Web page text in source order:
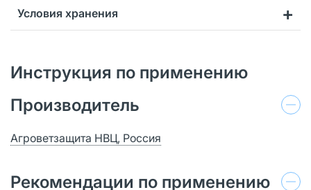
Условия хранения
Инструкция по применению
Производитель
Агроветзащита НВЦ, Россия
Рекомендации по применению